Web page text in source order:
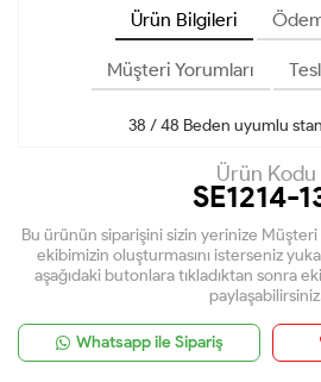
Ürün Bilgileri
Müşteri Yorumları
38 / 48 Beden uyumlu
Ürün Kodu
SE1214-
Bu ürünün siparişini sizin yerinize
ekibimizin oluşturmasını isterseniz
aşağıdaki butonlara tıkladıktan sonra
Whatsapp ile Sipariş